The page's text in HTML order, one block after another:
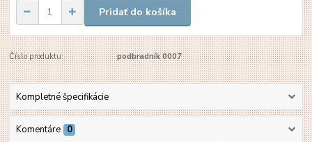
Pridať do košíka
Číslo produktu: podbradník 0007
Kompletné špecifikácie
Komentáre 0